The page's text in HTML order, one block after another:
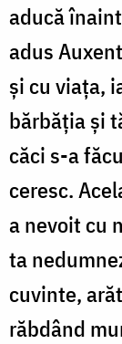
aducă
adus
şi cu viaţa,
bărbăţia şi
căci s-a
ceresc.
a nevoit cu
ta
cuvinte,
răbdând